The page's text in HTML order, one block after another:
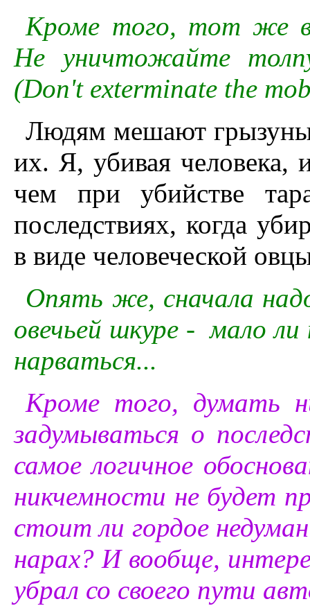
Кроме того, тот же
Не уничтожайте
(Don't exterminate the
Людям мешают
их. Я, убивая
чем при убийстве
последствиях, когда
в виде человеческой
Опять же, сначала
овечьей шкуре - мало
нарваться...
Кроме того, думать
задумываться о
самое логичное
никчемности не будет
стоит ли гордое
нарах? И вообще,
убрал со своего пути